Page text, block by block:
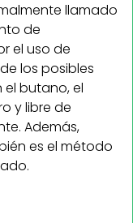
llamado
de
el uso de
los posibles
butano, el
y libre de
Además,
es el método